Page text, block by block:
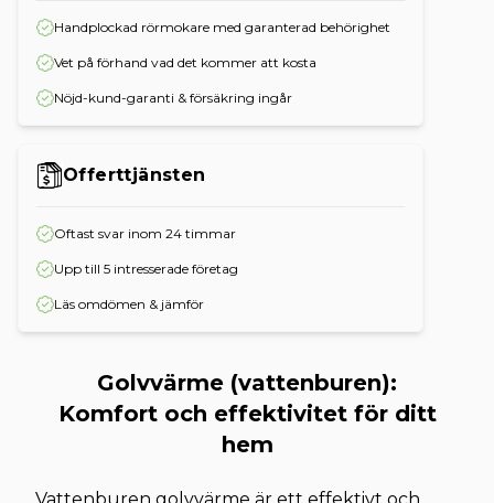
Handplockad rörmokare med garanterad behörighet
Vet på förhand vad det kommer att kosta
Nöjd-kund-garanti & försäkring ingår
Offerttjänsten
Oftast svar inom 24 timmar
Upp till 5 intresserade företag
Läs omdömen & jämför
Golvvärme (vattenburen):
Komfort och effektivitet för ditt
hem